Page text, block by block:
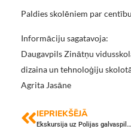
Paldies skolēniem par
Informāciju sagatavoja:
Daugavpils Zinātņu
dizaina un tehnoloģiju
Agrita Jasāne
IEPRIEKŠĒJĀ
Ekskursija uz Polijas galvaspilsētu Varšavu